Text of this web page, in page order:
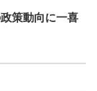
策動向に一喜